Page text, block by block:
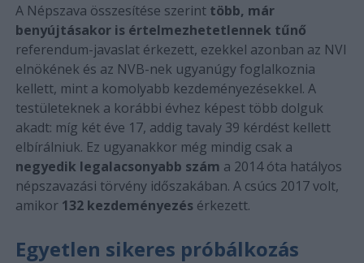
A Népszava összesítése szerint több, már
benyújtásakor is értelmezhetetlennek tűnő
referendum-javaslat érkezett, ezekkel azonban az NVI
elnökének és az NVB-nek ugyanúgy foglalkoznia
kellett, mint a komolyabb kezdeményezésekkel. A
testületeknek a korábbi évhez képest több dolguk
akadt: míg két éve 17, addig tavaly 39 kérdést kellett
elbírálniuk. Ez ugyanakkor még mindig csak a
negyedik legalacsonyabb szám a 2014 óta hatályos
népszavazási törvény időszakában. A csúcs 2017 volt,
amikor 132 kezdeményezésérkezett.
Egyetlen sikeres próbálkozás